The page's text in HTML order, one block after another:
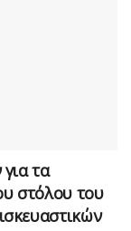
τα
στόλου του